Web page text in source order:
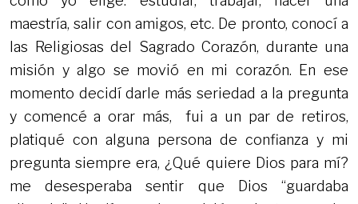
maestría, salir con amigos, etc. De pronto, conocí a
las Religiosas del Sagrado Corazón, durante una
misión y algo se movió en mi corazón. En ese
momento decidí darle más seriedad a la pregunta
y comencé a orar más, fui a un par de retiros,
platiqué con alguna persona de confianza y mi
pregunta siempre era, ¿Qué quiere Dios para mí?
me desesperaba sentir que Dios “guardaba